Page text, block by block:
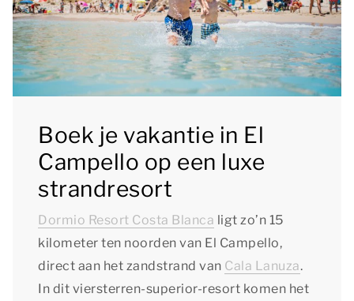
Boek je vakantie in El
Campello op een luxe
strandresort
Dormio Resort Costa Blanca ligt zo’n 15
kilometer ten noorden van El Campello,
direct aan het zandstrand van Cala Lanuza.
In dit viersterren-superior-resort komen het